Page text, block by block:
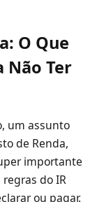
O Que
Não Ter
um assunto
de Renda,
importante
do IR
ou pagar.